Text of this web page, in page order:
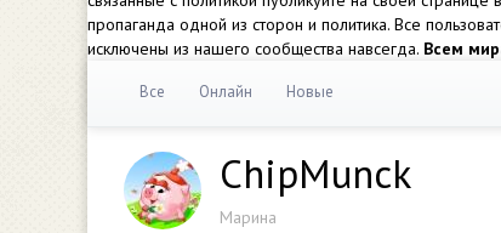
пропаганда одной из сторон и политика. Все
исключены из нашего сообщества навсегда. Всем
Все Онлайн Новые
ChipMunck
Марина